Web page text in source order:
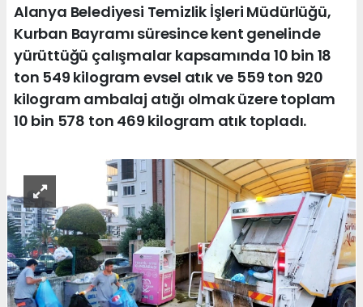
Alanya Belediyesi Temizlik İşleri Müdürlüğü,
Kurban Bayramı süresince kent genelinde
yürüttüğü çalışmalar kapsamında 10 bin 18
ton 549 kilogram evsel atık ve 559 ton 920
kilogram ambalaj atığı olmak üzere toplam
10 bin 578 ton 469 kilogram atık topladı.